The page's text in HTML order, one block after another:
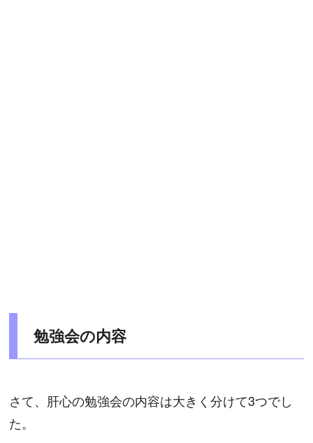
勉強会の内容
さて、肝心の勉強会の内容は大きく分けて3つでし
た。